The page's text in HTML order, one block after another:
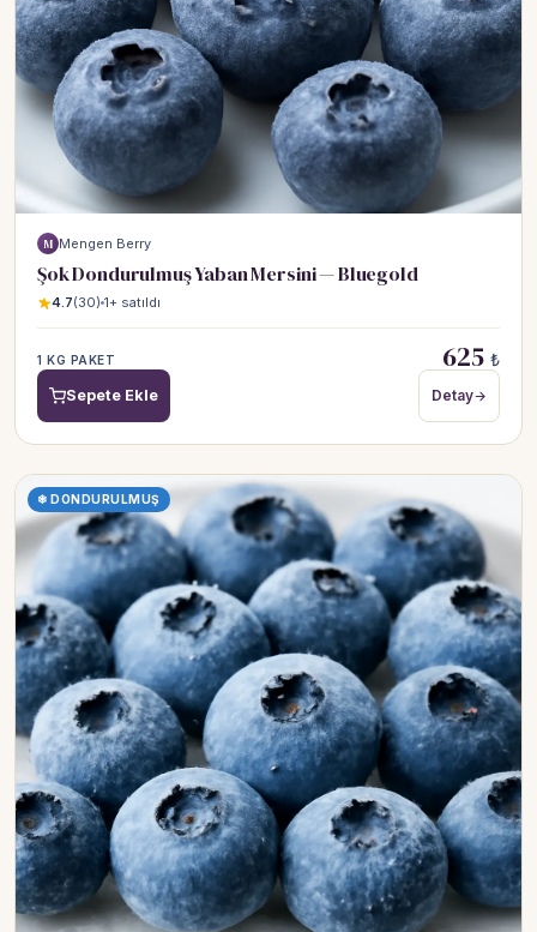
M Mengen Berry
Şok Dondurulmuş Yaban Mersini — Bluegold
4.7(30) 1+ satıldı
1 KG PAKET 625 ₺
Sepete Ekle Detay
❄ DONDURULMUŞ